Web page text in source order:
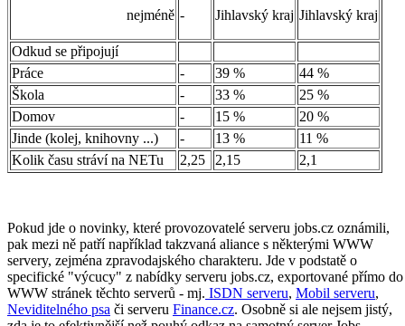
nejméně - Jihlavský kraj Jihlavský kraj
Odkud se připojují
Práce
- 39 %
44 %
Škola
- 33 %
25 %
Domov
- 15 %
20 %
Jinde (kolej, knihovny ...)
- 13 %
11 %
Kolik času stráví na NETu
2,25 2,15 2,1
Pokud jde o novinky, které provozovatelé serveru jobs.cz oznámili,
pak mezi ně patří například takzvaná aliance s některými WWW
servery, zejména zpravodajského charakteru. Jde v podstatě o
specifické "výcucy" z nabídky serveru jobs.cz, exportované přímo do
WWW stránek těchto serverů - mj. ISDN serveru, Mobil serveru,
Neviditelného psa či serveru Finance.cz. Osobně si ale nejsem jistý,